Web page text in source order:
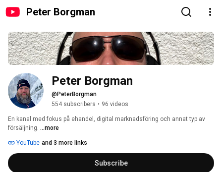
Peter Borgman
Peter Borgman
@PeterBorgman
554 subscribers • 96 videos
En kanal med fokus på ehandel, digital marknadsföring och annat typ av
försäljning. ...more
YouTube and 3 more links
Subscribe